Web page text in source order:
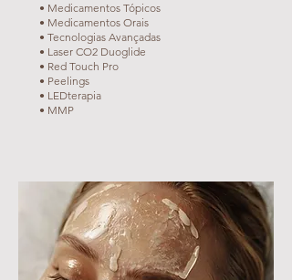
• Medicamentos Tópicos
• Medicamentos Orais
• Tecnologias Avançadas
• Laser CO2 Duoglide
• Red Touch Pro
• Peelings
• LEDterapia
• MMP